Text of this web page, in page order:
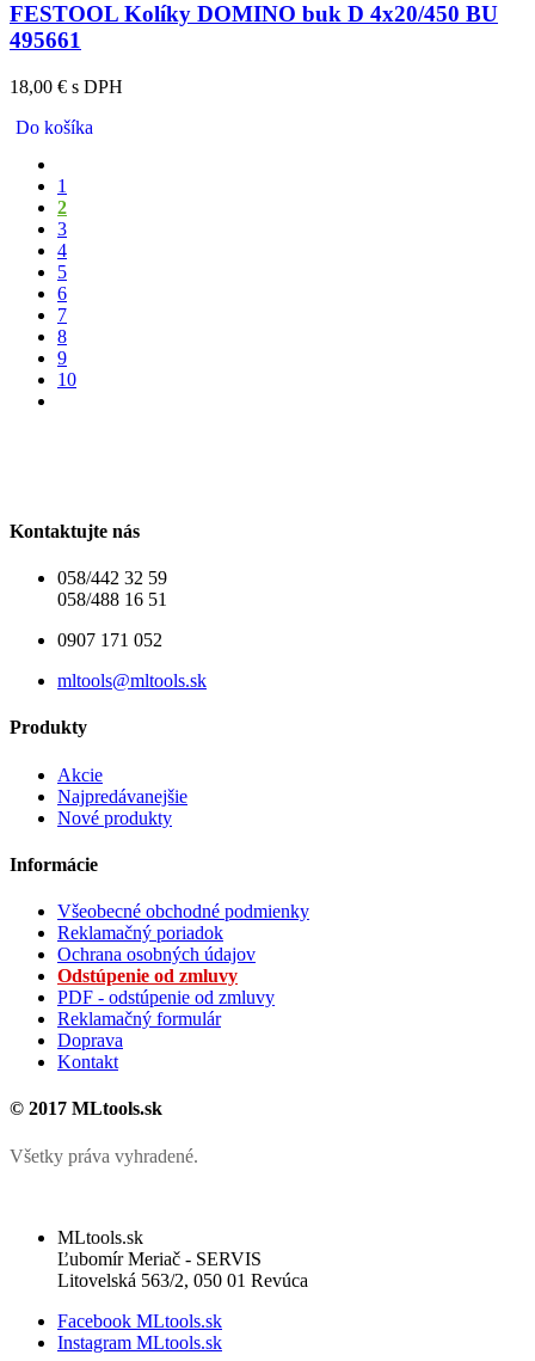
FESTOOL Kolíky DOMINO buk D 4x20/450 BU
495661
18,00 € s DPH
Do košíka
1
2
3
4
5
6
7
8
9
10
Kontaktujte nás
058/442 32 59
058/488 16 51
0907 171 052
mltools@mltools.sk
Produkty
Akcie
Najpredávanejšie
Nové produkty
Informácie
Všeobecné obchodné podmienky
Reklamačný poriadok
Ochrana osobných údajov
Odstúpenie od zmluvy
PDF - odstúpenie od zmluvy
Reklamačný formulár
Doprava
Kontakt
© 2017 MLtools.sk
Všetky práva vyhradené.
MLtools.sk
Ľubomír Meriač - SERVIS
Litovelská 563/2, 050 01 Revúca
Facebook MLtools.sk
Instagram MLtools.sk